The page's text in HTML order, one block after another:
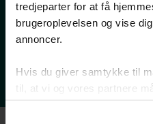
tredjeparter for at få
brugeroplevelsen og vise
annoncer.​
Hvis du giver samtykke til
til, at vi og vores partnere
danbolig.dk. Vi kan
Offentlig transport
Sundhed
Skoler
Ladestander